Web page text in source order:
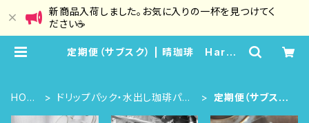
新商品入荷しました。お気に入りの一杯を見つけてく
ださい☕
定期便（サブスク） | 晴珈琲 HaruC
HOM
ドリップパック・水出し珈琲パッ
定期便（サブス